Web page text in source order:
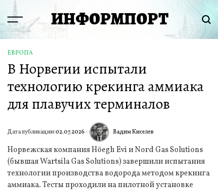
Перейти
содержимому
Menu ИНФОРМПОРТ
ОПУБЛИКОВАНО
В
ЕВРОПА
В Норвегии испытали
технологию крекинга аммиака
для плавучих терминалов
Дата публикации:02.07.2026 ИА Вадим Киселев
Норвежская компания Höegh Evi и Nord Gas Solutions
(бывшая Wartsila Gas Solutions) завершили испытания
технологии производства водорода методом крекинга
аммиака. Тесты проходили на пилотной установке